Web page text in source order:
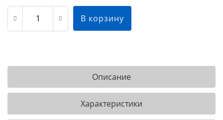
В корзину
Описание
Характеристики